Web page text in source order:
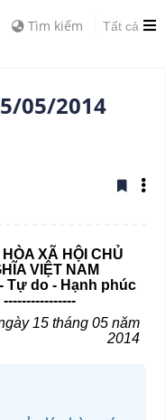
Tìm kiếm Tất cả
05/2014
XÃ HỘI CHỦ
VIỆT NAM
Tự do - Hạnh phúc
----------------
15 tháng 05 năm
2014